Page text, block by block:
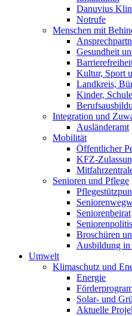
Danuvius
Notrufe
Menschen mit
Gesundheit
Kultur, Sport
Landkreis,
Kinder,
Integration und
Ausländeramt
Mobilität
Öffentlicher
KFZ-
Senioren und Pflege
Seniorenbeirat
Broschüren
Ausbildung in
Umwelt
Klimaschutz und
Energie
Solar- und
Aktuelle